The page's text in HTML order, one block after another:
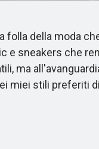
folla della moda
e sneakers che
ma
miei stili preferiti